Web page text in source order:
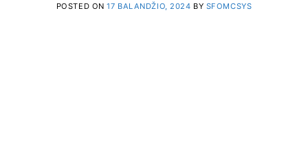
POSTED ON17 BALANDŽIO, 2024 BY SFOMCSYS